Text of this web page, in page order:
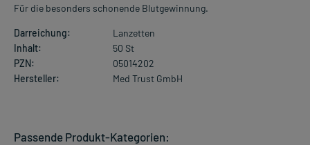
Für die besonders schonende Blutgewinnung.
Darreichung:
Lanzetten
Inhalt:
50 St
PZN:
05014202
Hersteller:
Med Trust GmbH
Passende Produkt-Kategorien: